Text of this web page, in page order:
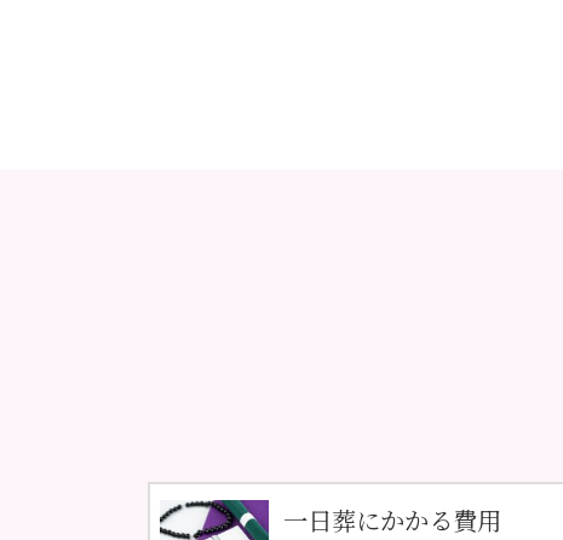
一日葬にかかる費用